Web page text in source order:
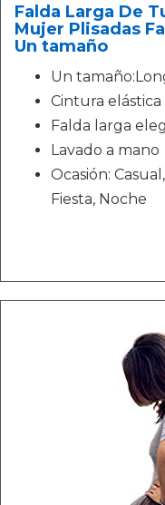
Falda Larga De
Mujer Plisadas
Un tamaño
Un
Cintura elástica
Falda larga
Lavado a mano
Ocasión:
Fiesta, Noche